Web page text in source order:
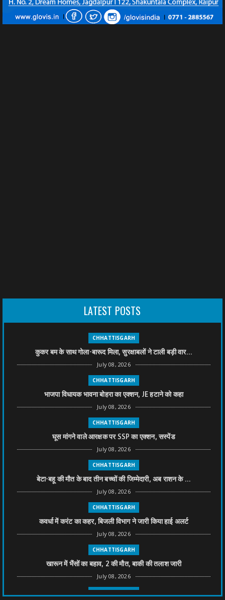
LATEST POSTS
CHHATTISGARH
कुकर बम के साथ गोला-बारूद मिला, सुरक्षाबलों ने टाली बड़ी वार...
July 08, 2026
CHHATTISGARH
भाजपा विधायक भावना बोहरा का एक्शन, JE हटाने को कहा
July 08, 2026
CHHATTISGARH
घूस मांगने वाले आरक्षक पर SSP का एक्शन, सस्पेंड
July 08, 2026
CHHATTISGARH
बेटा-बहू की मौत के बाद तीन बच्चों की जिम्मेदारी, अब राशन के ...
July 08, 2026
CHHATTISGARH
कवर्धा में करंट का कहर, बिजली विभाग ने जारी किया हाई अलर्ट
July 08, 2026
CHHATTISGARH
खारून में भैंसों का बहाव, 2 की मौत, बाकी की तलाश जारी
July 08, 2026
CHHATTISGARH